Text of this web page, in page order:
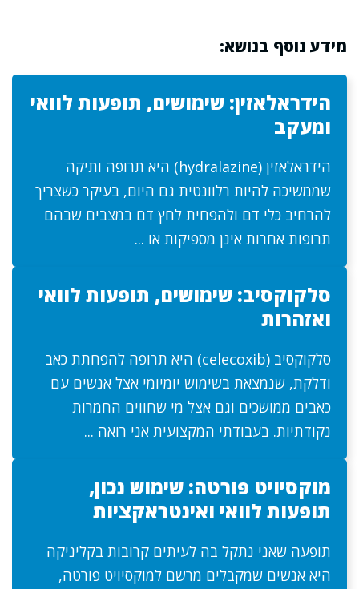
מידע נוסף בנושא:
הידראלאזין: שימושים, תופעות לוואי
ומעקב
הידראלאזין (hydralazine) היא תרופה ותיקה
שממשיכה להיות רלוונטית גם היום, בעיקר כשצריך
להרחיב כלי דם ולהפחית לחץ דם במצבים שבהם
תרופות אחרות אינן מספיקות או ...
סלקוקסיב: שימושים, תופעות לוואי
ואזהרות
סלקוקסיב (celecoxib) היא תרופה להפחתת כאב
ודלקת, שנמצאת בשימוש יומיומי אצל אנשים עם
כאבים ממושכים וגם אצל מי שחווים החמרות
נקודתיות. בעבודתי המקצועית אני רואה ...
מוקסיויט פורטה: שימוש נכון,
תופעות לוואי ואינטראקציות
תופעה שאני נתקל בה לעיתים קרובות בקליניקה
היא אנשים שמקבלים מרשם למוקסיויט פורטה,